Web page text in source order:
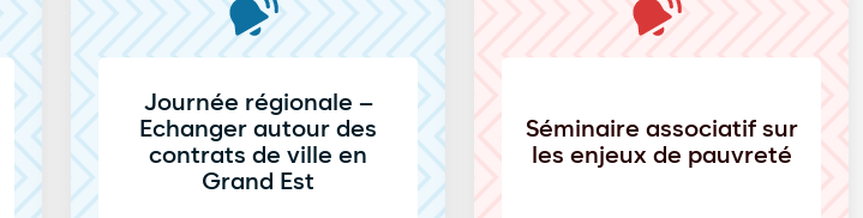
Journée régionale –
Echanger autour des
contrats de ville en
Grand Est
Séminaire associatif sur
les enjeux de pauvreté